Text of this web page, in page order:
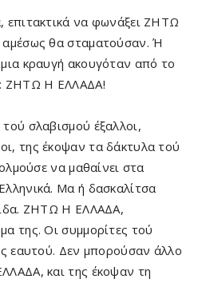
επιτακτικά να φωνάξει ΖΗΤΩ
θα σταματούσαν. Ή
κραυγή ακουγόταν από το
ΖΗΤΩ Η ΕΛΛΑΔΑ!
σλαβισμού έξαλλοι,
της έκοψαν τα δάκτυλα τού
να μαθαίνει στα
Μα ή δασκαλίτσα
ΖΗΤΩ Η ΕΛΛΑΔΑ,
της. Οι συμμορίτες τού
εαυτού. Δεν μπορούσαν άλλο
και της έκοψαν τη